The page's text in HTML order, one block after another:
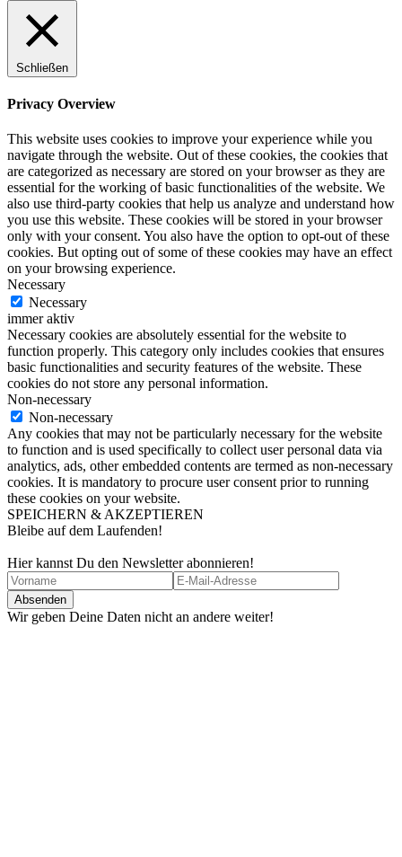
Schließen
Privacy Overview
This website uses cookies to improve your experience while you
navigate through the website. Out of these cookies, the cookies that
are categorized as necessary are stored on your browser as they are
essential for the working of basic functionalities of the website. We
also use third-party cookies that help us analyze and understand how
you use this website. These cookies will be stored in your browser
only with your consent. You also have the option to opt-out of these
cookies. But opting out of some of these cookies may have an effect
on your browsing experience.
Necessary
Necessary
immer aktiv
Necessary cookies are absolutely essential for the website to
function properly. This category only includes cookies that ensures
basic functionalities and security features of the website. These
cookies do not store any personal information.
Non-necessary
Non-necessary
Any cookies that may not be particularly necessary for the website
to function and is used specifically to collect user personal data via
analytics, ads, other embedded contents are termed as non-necessary
cookies. It is mandatory to procure user consent prior to running
these cookies on your website.
SPEICHERN & AKZEPTIEREN
Bleibe auf dem Laufenden!
Hier kannst Du den Newsletter abonnieren!
Wir geben Deine Daten nicht an andere weiter!